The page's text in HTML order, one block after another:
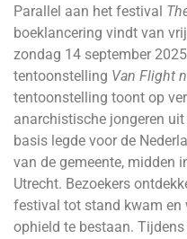
Parallel aan het festival
boeklancering vindt van
zondag 14 september
tentoonstelling Van Flight
tentoonstelling toont op
anarchistische jongeren
basis legde voor de
van de gemeente, midden
Utrecht. Bezoekers
festival tot stand kwam en
ophield te bestaan.